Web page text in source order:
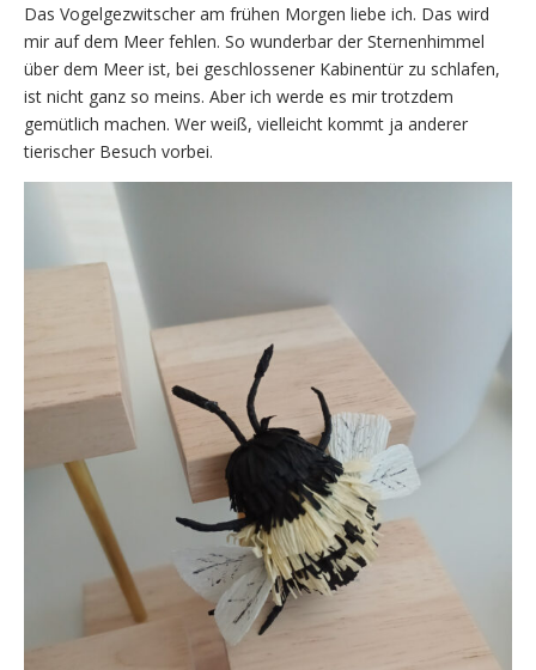
Das Vogelgezwitscher am frühen Morgen liebe ich. Das wird
mir auf dem Meer fehlen. So wunderbar der Sternenhimmel
über dem Meer ist, bei geschlossener Kabinentür zu schlafen,
ist nicht ganz so meins. Aber ich werde es mir trotzdem
gemütlich machen. Wer weiß, vielleicht kommt ja anderer
tierischer Besuch vorbei.